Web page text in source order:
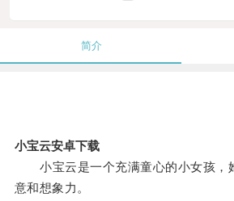
简介
小宝云安卓下载
小宝云是一个充满童心的小女孩，
意和想象力。